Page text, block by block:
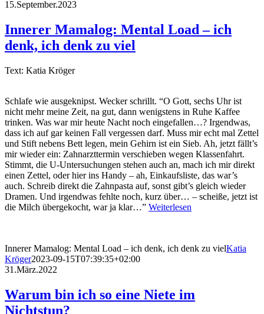
15.September.2023
Innerer Mamalog: Mental Load – ich
denk, ich denk zu viel
Text: Katia Kröger
Schlafe wie ausgeknipst. Wecker schrillt. “O Gott, sechs Uhr ist
nicht mehr meine Zeit, na gut, dann wenigstens in Ruhe Kaffee
trinken. Was war mir heute Nacht noch eingefallen…? Irgendwas,
dass ich auf gar keinen Fall vergessen darf. Muss mir echt mal Zettel
und Stift nebens Bett legen, mein Gehirn ist ein Sieb. Ah, jetzt fällt’s
mir wieder ein: Zahnarzttermin verschieben wegen Klassenfahrt.
Stimmt, die U-Untersuchungen stehen auch an, mach ich mir direkt
einen Zettel, oder hier ins Handy – ah, Einkaufsliste, das war’s
auch. Schreib direkt die Zahnpasta auf, sonst gibt’s gleich wieder
Dramen. Und irgendwas fehlte noch, kurz über… – scheiße, jetzt ist
die Milch übergekocht, war ja klar…” Weiterlesen
Innerer Mamalog: Mental Load – ich denk, ich denk zu vielKatia
Kröger2023-09-15T07:39:35+02:00
31.März.2022
Warum bin ich so eine Niete im
Nichtstun?